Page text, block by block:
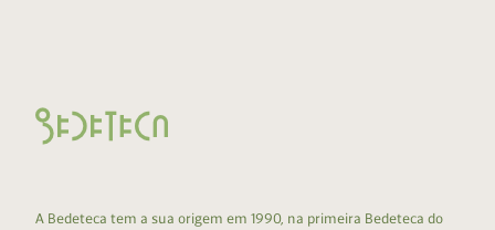
A Bedeteca tem a sua origem em 1990, na primeira Bedeteca do